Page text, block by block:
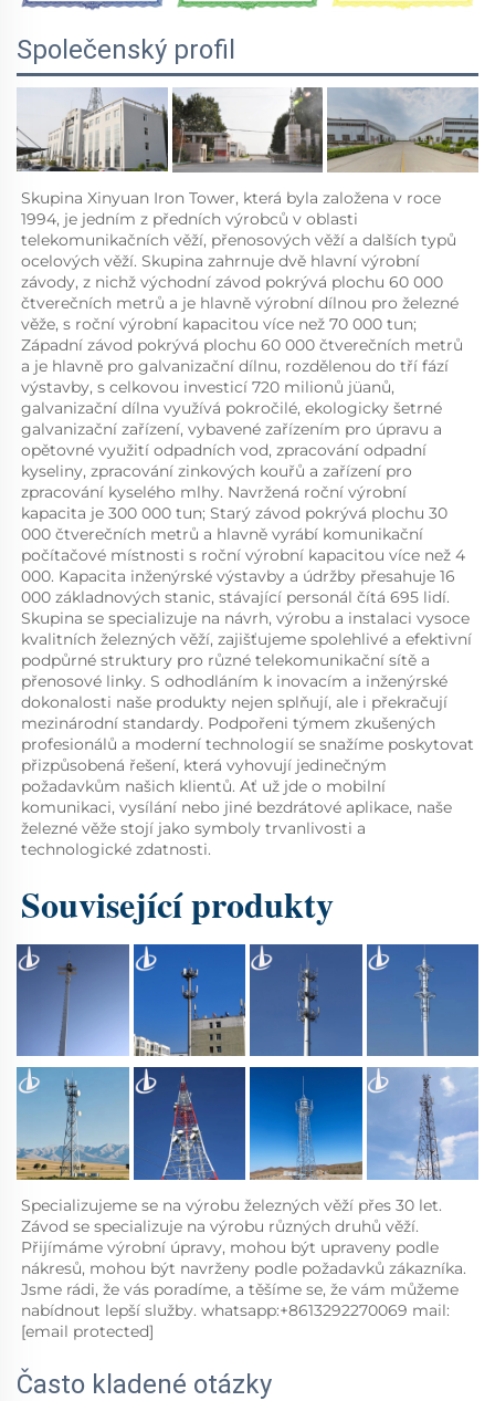
Společenský profil
Skupina Xinyuan Iron Tower, která byla založena v roce
1994, je jedním z předních výrobců v oblasti
telekomunikačních věží, přenosových věží a dalších typů
ocelových věží. Skupina zahrnuje dvě hlavní výrobní
závody, z nichž východní závod pokrývá plochu 60 000
čtverečních metrů a je hlavně výrobní dílnou pro železné
věže, s roční výrobní kapacitou více než 70 000 tun;
Západní závod pokrývá plochu 60 000 čtverečních metrů
a je hlavně pro galvanizační dílnu, rozdělenou do tří fází
výstavby, s celkovou investicí 720 milionů jüanů,
galvanizační dílna využívá pokročilé, ekologicky šetrné
galvanizační zařízení, vybavené zařízením pro úpravu a
opětovné využití odpadních vod, zpracování odpadní
kyseliny, zpracování zinkových kouřů a zařízení pro
zpracování kyselého mlhy. Navržená roční výrobní
kapacita je 300 000 tun; Starý závod pokrývá plochu 30
000 čtverečních metrů a hlavně vyrábí komunikační
počítačové místnosti s roční výrobní kapacitou více než 4
000. Kapacita inženýrské výstavby a údržby přesahuje 16
000 základnových stanic, stávající personál čítá 695 lidí.
Skupina se specializuje na návrh, výrobu a instalaci vysoce
kvalitních železných věží, zajišťujeme spolehlivé a efektivní
podpůrné struktury pro různé telekomunikační sítě a
přenosové linky. S odhodláním k inovacím a inženýrské
dokonalosti naše produkty nejen splňují, ale i překračují
mezinárodní standardy. Podpořeni týmem zkušených
profesionálů a moderní technologií se snažíme poskytovat
přizpůsobená řešení, která vyhovují jedinečným
požadavkům našich klientů. Ať už jde o mobilní
komunikaci, vysílání nebo jiné bezdrátové aplikace, naše
železné věže stojí jako symboly trvanlivosti a
technologické zdatnosti.
Související produkty
Specializujeme se na výrobu železných věží přes 30 let.
Závod se specializuje na výrobu různých druhů věží.
Přijímáme výrobní úpravy, mohou být upraveny podle
nákresů, mohou být navrženy podle požadavků zákazníka.
Jsme rádi, že vás poradíme, a těšíme se, že vám můžeme
nabídnout lepší služby. whatsapp:+8613292270069 mail:
[email protected]
Často kladené otázky